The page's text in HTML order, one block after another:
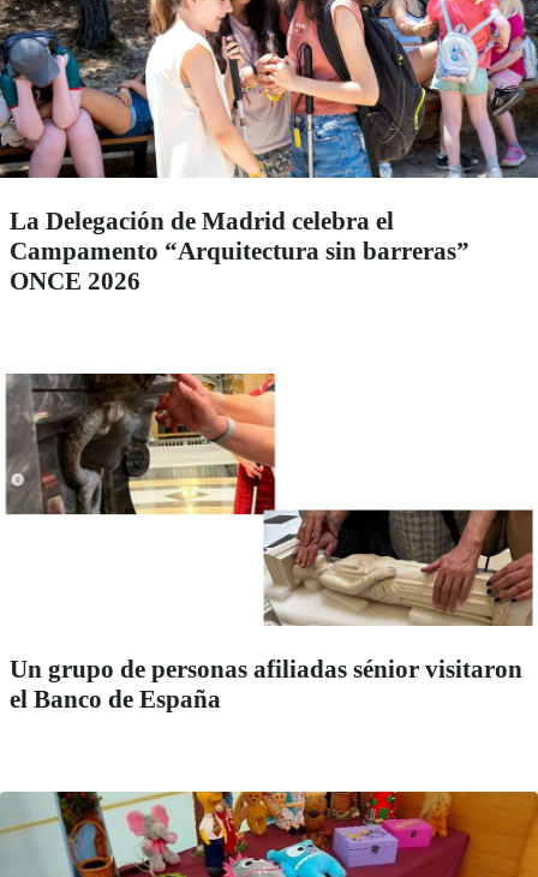
La Delegación de Madrid celebra el
Campamento “Arquitectura sin barreras”
ONCE 2026
Un grupo de personas afiliadas sénior visitaron
el Banco de España